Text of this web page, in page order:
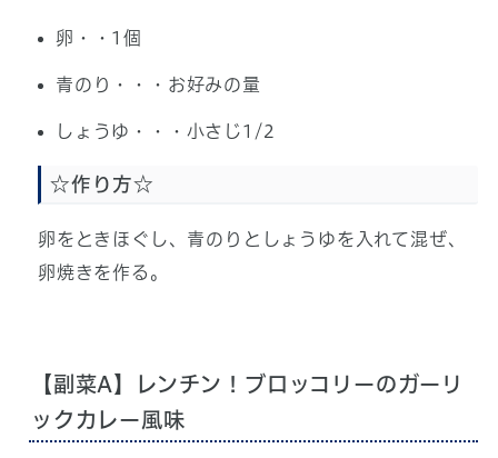
卵・・1個
青のり・・・お好みの量
しょうゆ・・・小さじ1/2
☆作り方☆
卵をときほぐし、青のりとしょうゆを入れて混ぜ、
卵焼きを作る。
【副菜A】レンチン！ブロッコリーのガーリ
ックカレー風味